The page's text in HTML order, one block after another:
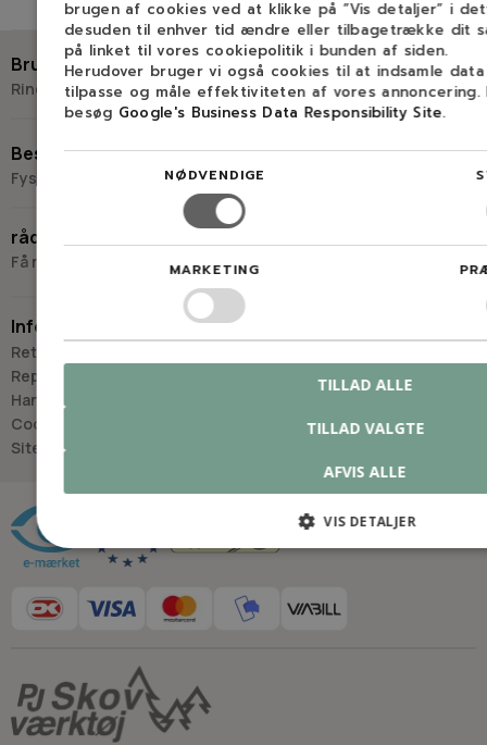
Brug for hjælp?
Ring eller skriv til Savdoktoren
Besøg os
Fysisk butik og kompetencecenter
9400 Nørresundby
Hverdage: 8.00-16.00
Lørdag & søndag: Lukket
råd og vejledning
Få råd og vejledning hos Savdoktoren
“Vi bygger vores løsninger på viden, erfaring og faglig indsigt
- så du kan træffe
det rigtige valg, hver gang.
- Jan “Savdoktoren” Østergaard
Information
Retur
Reparation
Handelsbetingelser
Cookies
Sitemap
brugen af cookies ved at klikke på ”Vis detaljer” i
desuden til enhver tid ændre eller tilbagetrække dit
på linket til vores cookiepolitik i bunden af siden.
Herudover bruger vi også cookies til at indsamle
tilpasse og måle effektiviteten af vores annoncering.
besøg Google's Business Data Responsibility Site.
NØDVENDIGE
MARKETING
TILLAD VALGTE
TILLAD ALLE
AFVIS ALLE
VIS DETALJER